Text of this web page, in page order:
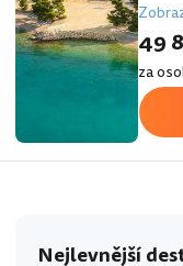
49
za
Nejlevnější